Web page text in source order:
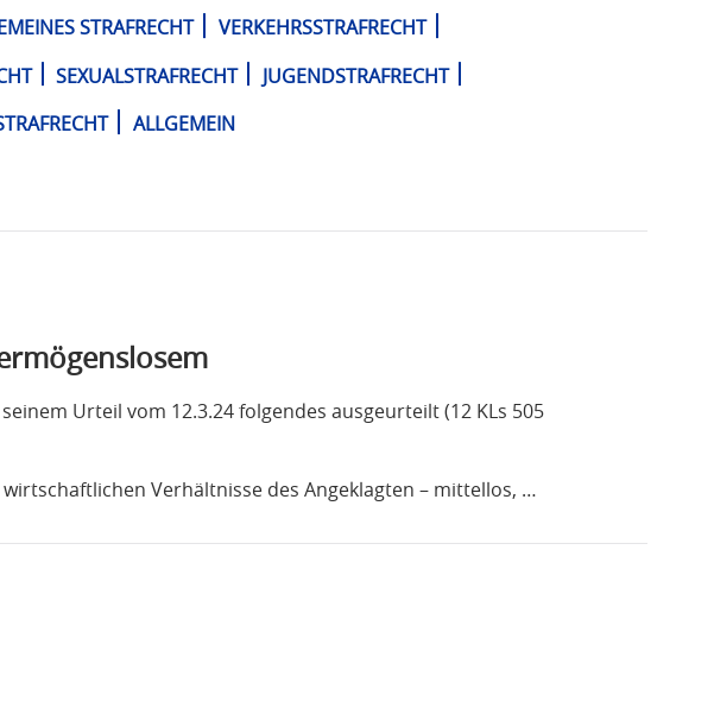
STRAFRECHT
VERKEHRSSTRAFRECHT
SEXUALSTRAFRECHT
JUGENDSTRAFRECHT
ALLGEMEIN
Urteil vom 12.3.24 folgendes ausgeurteilt (12 KLs 505
Verhältnisse des Angeklagten – mittellos, …